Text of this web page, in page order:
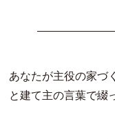
あなたが主役の家づ
と建て主の言葉で綴